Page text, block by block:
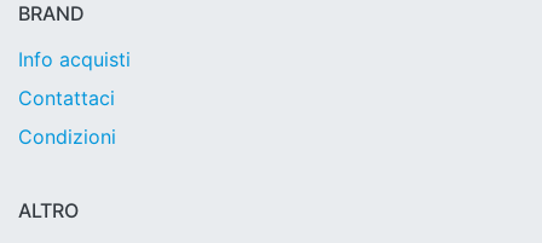
BRAND
Info acquisti
Contattaci
Condizioni
ALTRO